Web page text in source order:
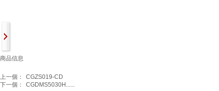
商品信息
上一個：
CGZS019-CD
下一個：
CGDMS5030H......